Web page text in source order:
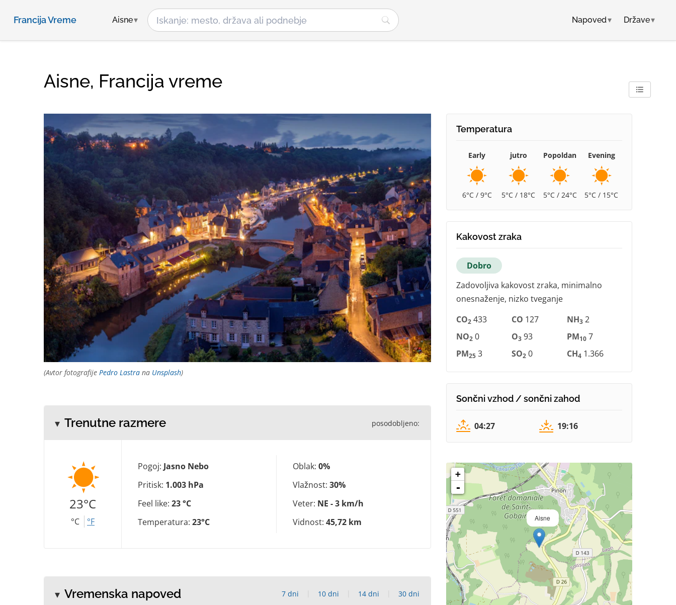
Francija Vreme Aisne Napoved▾ Države▾
Aisne, Francija vreme
(Avtor fotografije Pedro Lastra na Unsplash)
Trenutne razmere posodobljeno:
23°C
°C °F
Pogoj: Jasno Nebo
Pritisk: 1.003 hPa
Feel like: 23 °C
Temperatura: 23°C
Oblak: 0%
Vlažnost: 30%
Veter: NE - 3 km/h
Vidnost: 45,72 km
Vremenska napoved 7 dni 10 dni 14 dni 30 dni
Temperatura
Early
6°C / 9°C
jutro
5°C / 18°C
Popoldan
5°C / 24°C
Evening
5°C / 15°C
Kakovost zraka
Dobro
Zadovoljiva kakovost zraka, minimalno
onesnaženje, nizko tveganje
CO2 433 CO 127 NH3 2
NO2 0 O3 93 PM10 7
PM25 3 SO2 0 CH4 1.366
Sončni vzhod / sončni zahod
04:27 19:16
Aisne
+
-